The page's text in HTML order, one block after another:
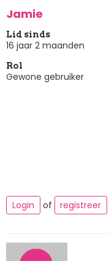
Jamie
Lid sinds
16 jaar 2 maanden
Rol
Gewone gebruiker
Login
of registreer